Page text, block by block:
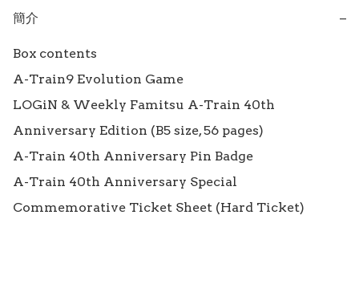
簡介 −
Box contents
A-Train9 Evolution Game
LOGiN & Weekly Famitsu A-Train 40th
Anniversary Edition (B5 size, 56 pages)
A-Train 40th Anniversary Pin Badge
A-Train 40th Anniversary Special
Commemorative Ticket Sheet (Hard Ticket)